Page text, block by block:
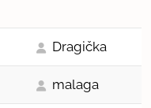
Dragička
malaga